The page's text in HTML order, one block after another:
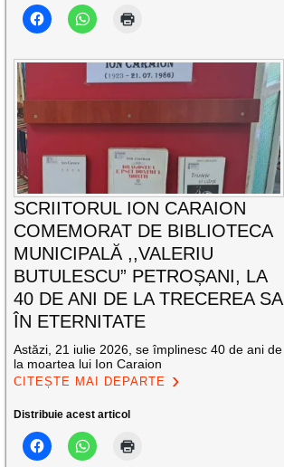
SCRIITORUL ION CARAION
COMEMORAT DE BIBLIOTECA
MUNICIPALĂ ,,VALERIU
BUTULESCU” PETROȘANI, LA
40 DE ANI DE LA TRECEREA SA
ÎN ETERNITATE
Astăzi, 21 iulie 2026, se împlinesc 40 de ani de
la moartea lui Ion Caraion
CITEȘTE MAI DEPARTE
Distribuie acest articol